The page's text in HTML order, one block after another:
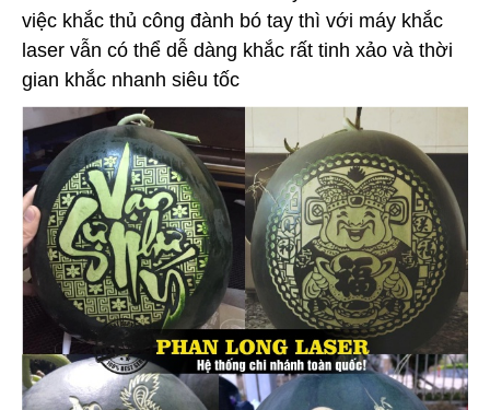
việc khắc thủ công đành bó tay thì với máy khắc
laser vẫn có thể dễ dàng khắc rất tinh xảo và thời
gian khắc nhanh siêu tốc